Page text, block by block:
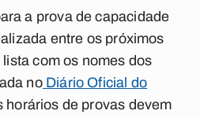
a prova de capacidade
entre os próximos
com os nomes dos
noDiário Oficial do
horários de provas devem